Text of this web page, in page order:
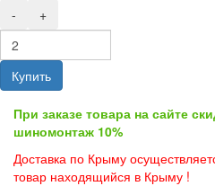
-
+
Купить
При заказе товара на сайте
шиномонтаж 10%
Доставка по Крыму
товар находящийся в Крыму !